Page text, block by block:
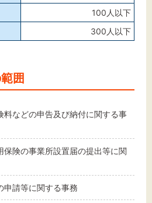
100人以下
300人以下
囲
料などの申告及び納付に関する事
保険の事業所設置届の提出等に関
申請等に関する事務